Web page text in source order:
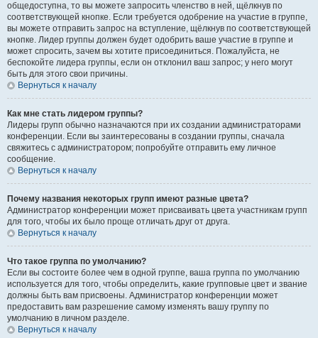
общедоступна, то вы можете запросить членство в ней, щёлкнув по
соответствующей кнопке. Если требуется одобрение на участие в группе,
вы можете отправить запрос на вступление, щёлкнув по соответствующей
кнопке. Лидер группы должен будет одобрить ваше участие в группе и
может спросить, зачем вы хотите присоединиться. Пожалуйста, не
беспокойте лидера группы, если он отклонил ваш запрос; у него могут
быть для этого свои причины.
Вернуться к началу
Как мне стать лидером группы?
Лидеры групп обычно назначаются при их создании администраторами
конференции. Если вы заинтересованы в создании группы, сначала
свяжитесь с администратором; попробуйте отправить ему личное
сообщение.
Вернуться к началу
Почему названия некоторых групп имеют разные цвета?
Администратор конференции может присваивать цвета участникам групп
для того, чтобы их было проще отличать друг от друга.
Вернуться к началу
Что такое группа по умолчанию?
Если вы состоите более чем в одной группе, ваша группа по умолчанию
используется для того, чтобы определить, какие групповые цвет и звание
должны быть вам присвоены. Администратор конференции может
предоставить вам разрешение самому изменять вашу группу по
умолчанию в личном разделе.
Вернуться к началу